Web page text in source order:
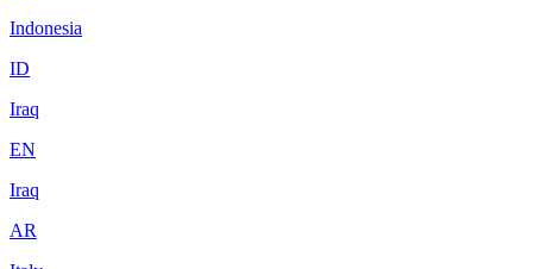
Indonesia
ID
Iraq
EN
Iraq
AR